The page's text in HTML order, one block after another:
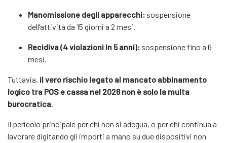
Manomissione degli apparecchi: sospensione
dell’attività da 15 giorni a 2 mesi.
Recidiva (4 violazioni in 5 anni): sospensione fino a 6
mesi.
Tuttavia, il vero rischio legato al mancato abbinamento
logico tra POS e cassa nel 2026 non è solo la multa
burocratica.
Il pericolo principale per chi non si adegua, o per chi continua a
lavorare digitando gli importi a mano su due dispositivi non